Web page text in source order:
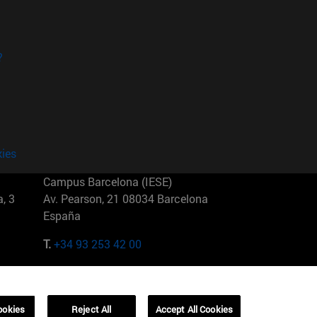
3
Campus Barcelona (IESE)
Av. Pearson, 21 08034 Barcelona
España
T.+34 93 253 42 00
01321001 Bela Vista Brasil
Reject All Accept All Cookies